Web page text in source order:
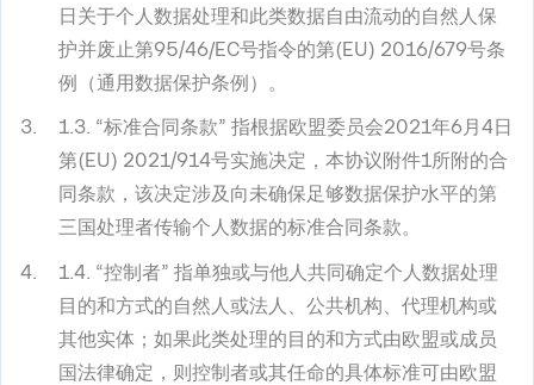
日关于个人数据处理和此类数据自由流动的自然人保
护并废止第95/46/EC号指令的第(EU) 2016/679号条
例（通用数据保护条例）。
1.3. “标准合同条款” 指根据欧盟委员会2021年6月4日
第(EU) 2021/914号实施决定，本协议附件1所附的合
同条款，该决定涉及向未确保足够数据保护水平的第
三国处理者传输个人数据的标准合同条款。
1.4. “控制者” 指单独或与他人共同确定个人数据处理
目的和方式的自然人或法人、公共机构、代理机构或
其他实体；如果此类处理的目的和方式由欧盟或成员
国法律确定，则控制者或其任命的具体标准可由欧盟